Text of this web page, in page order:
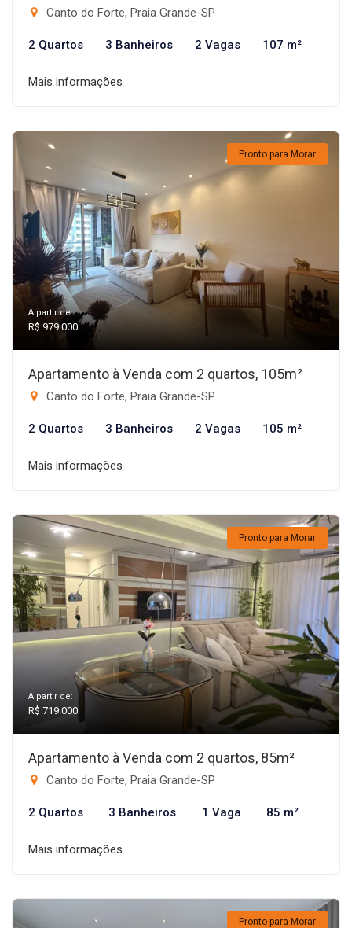
Canto do Forte, Praia Grande-SP
2 Quartos 3 Banheiros 2 Vagas 107 m²
Mais informações
Pronto para Morar
A partir de:
R$ 979.000
Apartamento à Venda com 2 quartos, 105m²
Canto do Forte, Praia Grande-SP
2 Quartos 3 Banheiros 2 Vagas 105 m²
Mais informações
Pronto para Morar
A partir de:
R$ 719.000
Apartamento à Venda com 2 quartos, 85m²
Canto do Forte, Praia Grande-SP
2 Quartos 3 Banheiros 1 Vaga 85 m²
Mais informações
Pronto para Morar